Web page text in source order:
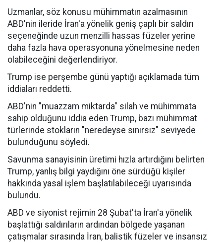
Uzmanlar, söz konusu mühimmatın azalmasının
ABD'nin ileride İran'a yönelik geniş çaplı bir saldırı
seçeneğinde uzun menzilli hassas füzeler yerine
daha fazla hava operasyonuna yönelmesine neden
olabileceğini değerlendiriyor.
Trump ise perşembe günü yaptığı açıklamada tüm
iddiaları reddetti.
ABD'nin "muazzam miktarda" silah ve mühimmata
sahip olduğunu iddia eden Trump, bazı mühimmat
türlerinde stokların "neredeyse sınırsız" seviyede
bulunduğunu söyledi.
Savunma sanayisinin üretimi hızla artırdığını belirten
Trump, yanlış bilgi yaydığını öne sürdüğü kişiler
hakkında yasal işlem başlatılabileceği uyarısında
bulundu.
ABD ve siyonist rejimin 28 Şubat'ta İran'a yönelik
başlattığı saldırıların ardından bölgede yaşanan
çatışmalar sırasında İran, balistik füzeler ve insansız